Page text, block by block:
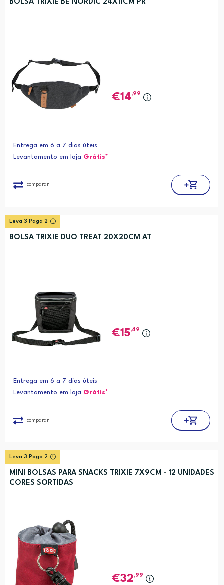
BOLSA TRIXIE BE NORDIC 24X11CM PR
14,99
Entrega em 6 a 7 dias úteis
Levantamento em loja Grátis*
comparar
Leva 3 Paga 2
BOLSA TRIXIE DUO TREAT 20X20CM AT
15,49
Entrega em 6 a 7 dias úteis
Levantamento em loja Grátis*
comparar
Leva 3 Paga 2
MINI BOLSAS PARA SNACKS TRIXIE 7X9CM - 12 UNIDADES
CORES SORTIDAS
32,99